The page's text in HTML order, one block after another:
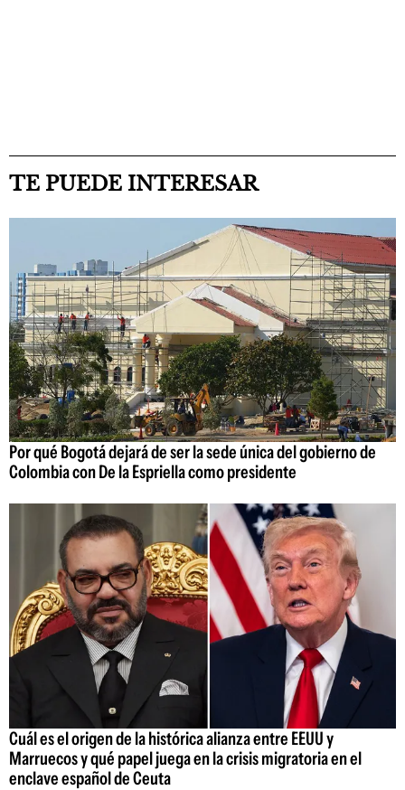
TE PUEDE INTERESAR
Por qué Bogotá dejará de ser la sede única del gobierno de
Colombia con De la Espriella como presidente
Cuál es el origen de la histórica alianza entre EEUU y
Marruecos y qué papel juega en la crisis migratoria en el
enclave español de Ceuta